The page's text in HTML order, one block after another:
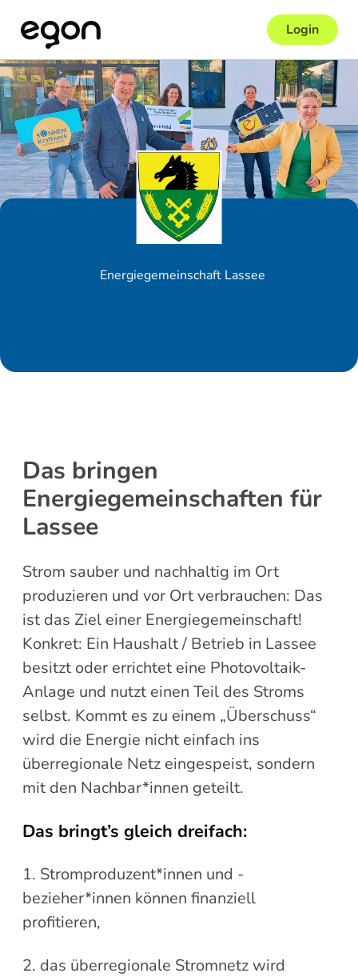
Login
Energiegemeinschaft Lassee
Das bringen
Energiegemeinschaften für
Lassee
Strom sauber und nachhaltig im Ort
produzieren und vor Ort verbrauchen: Das
ist das Ziel einer Energiegemeinschaft!
Konkret: Ein Haushalt / Betrieb in Lassee
besitzt oder errichtet eine Photovoltaik-
Anlage und nutzt einen Teil des Stroms
selbst. Kommt es zu einem „Überschuss“
wird die Energie nicht einfach ins
überregionale Netz eingespeist, sondern
mit den Nachbar*innen geteilt.
Das bringt’s gleich dreifach:
1. Stromproduzent*innen und -
bezieher*innen können finanziell
profitieren,
2. das überregionale Stromnetz wird